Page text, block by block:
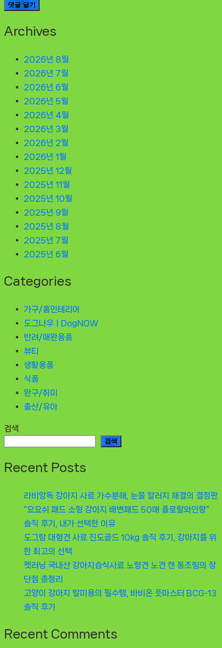
Archives
2026년 8월
2026년 7월
2026년 6월
2026년 5월
2026년 4월
2026년 3월
2026년 2월
2026년 1월
2025년 12월
2025년 11월
2025년 10월
2025년 9월
2025년 8월
2025년 7월
2025년 6월
Categories
가구/홈인테리어
도그나우ㅣDogNOW
반려/애완용품
뷰티
생활용품
식품
완구/취미
출산/유아
검색
검색
Recent Posts
라비앙독 강아지 사료 가수분해, 눈물 알러지 해결의 결정판
“요요쉬 패드 소형 강아지 배변패드 50매 플로랄와인향”
솔직 후기, 내가 선택한 이유
도그랑 대형견 사료 진도골드 10kg 솔직 후기, 강아지를 위
한 최고의 선택
펫러닝 국내산 강아지습식사료 노령견 노견 캔 통조림의 장
단점 총정리
고양이 강아지 발미용의 필수템, 바비온 풋마스터 BCG-13
솔직 후기
Recent Comments